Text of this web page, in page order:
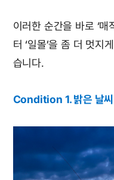
이러한 순간을 바로 ‘매
터 ‘일몰’을 좀 더 멋지
습니다.
Condition 1. 밝은 날씨